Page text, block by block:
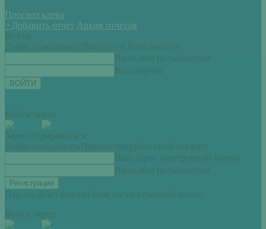
Прогноз клева
+ Добавить отчет Архив отчетов
Войти
Добро пожаловать! Войдите в Ваш аккаунт
Ваше имя пользователя
Ваш пароль
Войти через:
Зарегистрироваться
Добро пожаловать! Зарегистрируйте свой аккаунт
Ваш адрес электронной почты
Ваше имя пользователя
Пароль будет выслан Вам по электронной почте.
Войти через: